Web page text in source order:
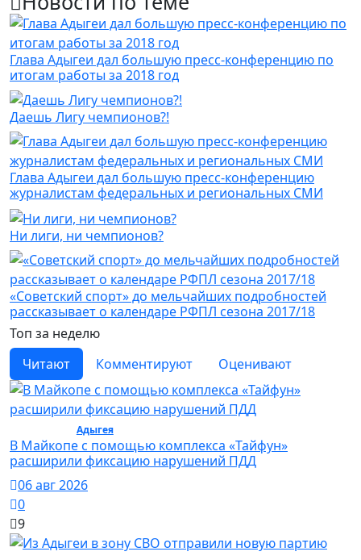
Глава Адыгеи дал большую пресс-конференцию по
итогам работы за 2018 год
Даешь Лигу чемпионов?!
Глава Адыгеи дал большую пресс-конференцию
журналистам федеральных и региональных СМИ
Ни лиги, ни чемпионов?
«Советский спорт» до мельчайших подробностей
рассказывает о календаре РФПЛ сезона 2017/18
Топ за неделю
Читают
Комментируют Оценивают
Адыгея/ Общество
В Майкопе с помощью комплекса «Тайфун»
расширили фиксацию нарушений ПДД
06 авг 2026
0
9